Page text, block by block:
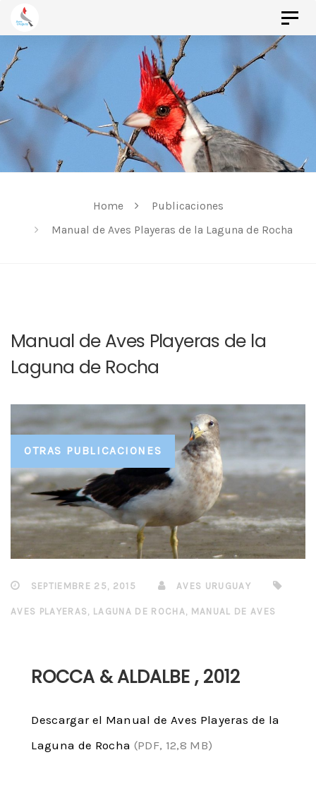
Skip
links
Skip
to
primary
navigation
to
Home
Publicaciones
Manual de Aves Playeras de la Laguna de Rocha
Manual de Aves Playeras de la
Laguna de Rocha
OTRAS PUBLICACIONES
SEPTIEMBRE 25, 2015 AVES URUGUAY
AVES PLAYERAS LAGUNA DE ROCHA MANUAL DE AVES
ROCCA & ALDALBE , 2012
Descargar el Manual de Aves Playeras de la
Laguna de Rocha (PDF, 12,8 MB)